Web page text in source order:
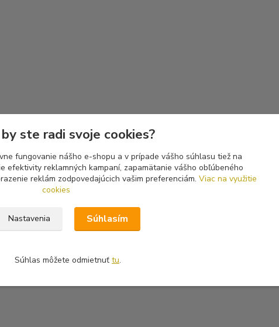
ste radi svoje cookies?
fungovanie nášho e-shopu a v prípade vášho súhlasu tiež na
efektivity reklamných kampaní, zapamätanie vášho obľúbeného
reklám zodpovedajúcich vašim preferenciám. Viac na využitie
cookies
Nastavenia Súhlasím
Súhlas môžete odmietnuť tu.